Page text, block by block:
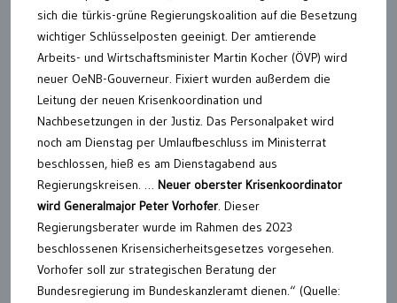
sich die türkis-grüne Regierungskoalition auf die Besetzung
wichtiger Schlüsselposten geeinigt. Der amtierende
Arbeits- und Wirtschaftsminister Martin Kocher (ÖVP) wird
neuer OeNB-Gouverneur. Fixiert wurden außerdem die
Leitung der neuen Krisenkoordination und
Nachbesetzungen in der Justiz. Das Personalpaket wird
noch am Dienstag per Umlaufbeschluss im Ministerrat
beschlossen, hieß es am Dienstagabend aus
Regierungskreisen. … Neuer oberster Krisenkoordinator
wird Generalmajor Peter Vorhofer. Dieser
Regierungsberater wurde im Rahmen des 2023
beschlossenen Krisensicherheitsgesetzes vorgesehen.
Vorhofer soll zur strategischen Beratung der
Bundesregierung im Bundeskanzleramt dienen.“ (Quelle: